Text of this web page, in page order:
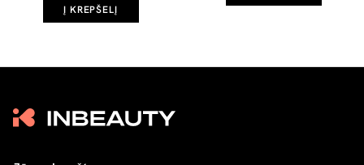
Į KREPŠELĮ